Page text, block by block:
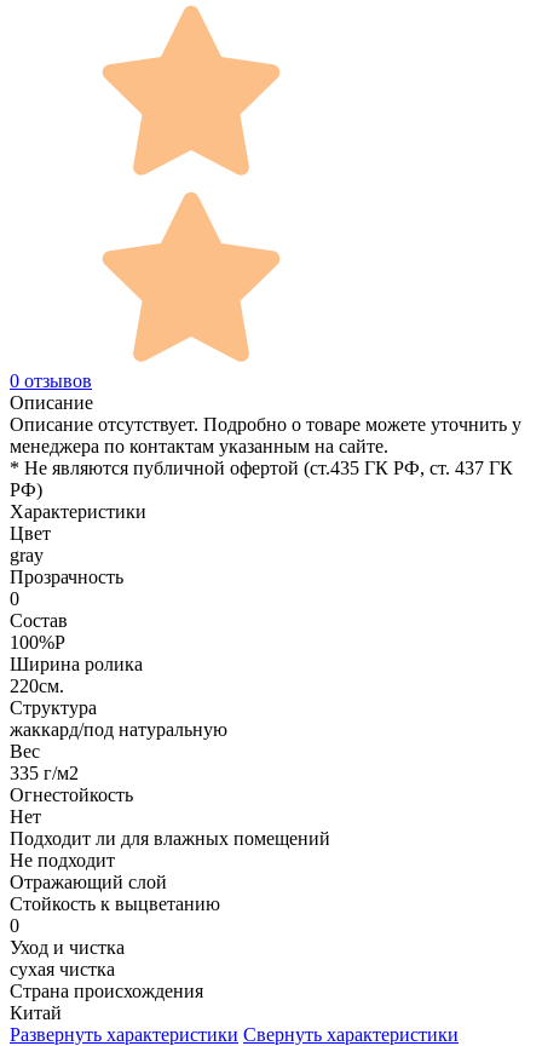
0 отзывов
Описание
Описание отсутствует. Подробно о товаре можете уточнить у
менеджера по контактам указанным на сайте.
* Не являются публичной офертой (ст.435 ГК РФ, cт. 437 ГК
РФ)
Характеристики
Цвет
gray
Прозрачность
0
Состав
100%P
Ширина ролика
220см.
Структура
жаккард/под натуральную
Вес
335 г/м2
Огнестойкость
Нет
Подходит ли для влажных помещений
Не подходит
Отражающий слой
Стойкость к выцветанию
0
Уход и чистка
сухая чистка
Страна происхождения
Китай
Развернуть характеристики Свернуть характеристики